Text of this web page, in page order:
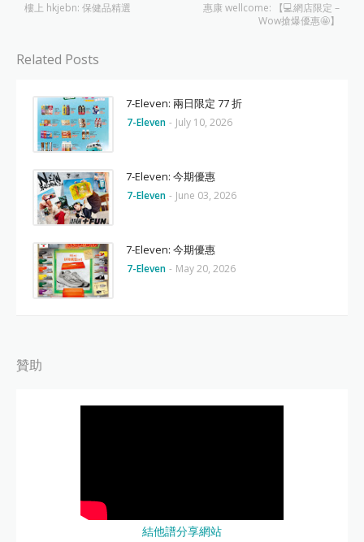
惠康 wellcome: 【💻網店限定 –
Wow搶爆優惠🤩】
樓上 hkjebn: 保健品精選
Related Posts
7-Eleven: 兩日限定 77 折
7-Eleven - July 10, 2026
7-Eleven: 今期優惠
7-Eleven - June 03, 2026
7-Eleven: 今期優惠
7-Eleven - May 20, 2026
贊助
結他譜分享網站